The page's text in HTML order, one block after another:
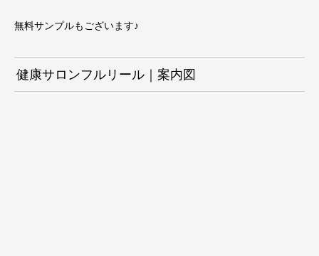
無料サンプルもございます♪
健康サロンフルリール｜案内図